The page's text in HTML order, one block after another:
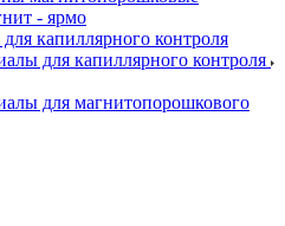
- ярмо
капиллярного контроля
для капиллярного контроля
для магнитопорошкового